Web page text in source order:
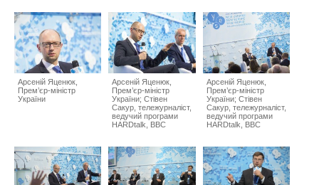
Арсеній Яценюк,
Прем’єр-міністр
України
Арсеній Яценюк,
Прем’єр-міністр
України; Стівен
Сакур, тележурналіст,
ведучий програми
HARDtalk, BBC
Арсеній Яценюк,
Прем’єр-міністр
України; Стівен
Сакур, тележурналіст,
ведучий програми
HARDtalk, BBC